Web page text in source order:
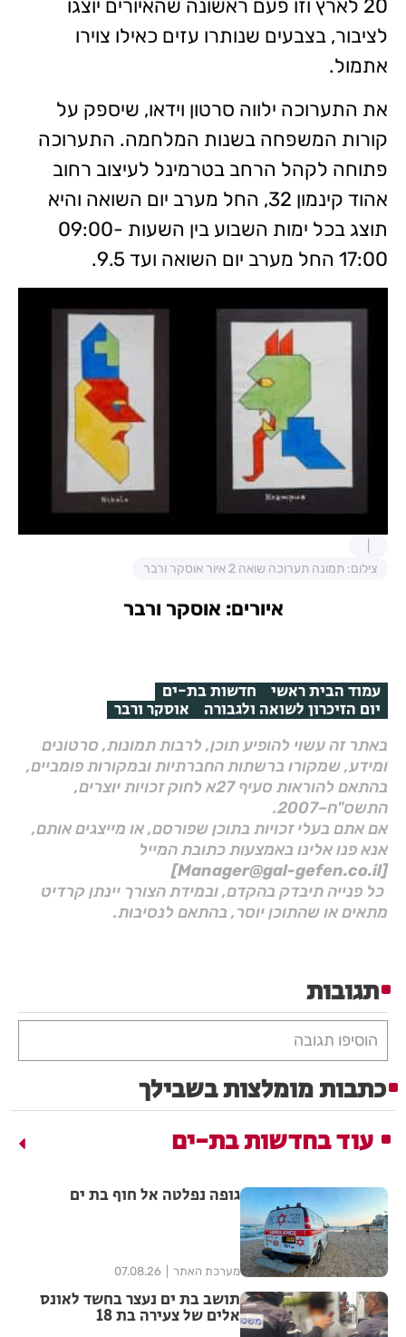
20 לארץ וזו פעם ראשונה שהאיורים יוצגו
לציבור, בצבעים שנותרו עזים כאילו צוירו
אתמול.
את התערוכה ילווה סרטון וידאו, שיספק על
קורות המשפחה בשנות המלחמה. התערוכה
פתוחה לקהל הרחב בטרמינל לעיצוב רחוב
אהוד קינמון 32, החל מערב יום השואה והיא
תוצג בכל ימות השבוע בין השעות 09:00-
17:00 החל מערב יום השואה ועד 9.5.
צילום: תמונה תערוכה שואה 2 איור אוסקר ורבר
איורים: אוסקר ורבר
עמוד הבית ראשי חדשות בת-ים
יום הזיכרון לשואה ולגבורה אוסקר ורבר
באתר זה עשוי להופיע תוכן, לרבות תמונות, סרטונים
ומידע, שמקורו ברשתות החברתיות ובמקורות פומביים,
בהתאם להוראות סעיף 27א לחוק זכויות יוצרים,
התשס"ח–2007.
אם אתם בעלי זכויות בתוכן שפורסם, או מייצגים אותם,
אנא פנו אלינו באמצעות כתובת המייל
[Manager@gal-gefen.co.il]
כל פנייה תיבדק בהקדם, ובמידת הצורך יינתן קרדיט
מתאים או שהתוכן יוסר, בהתאם לנסיבות.
תגובות
הוסיפו תגובה
כתבות מומלצות בשבילך
עוד בחדשות בת-ים
גופה נפלטה אל חוף בת ים
מערכת האתר 07.08.26
תושב בת ים נעצר בחשד לאונס
אלים של צעירה בת 18